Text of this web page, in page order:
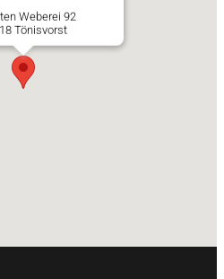
Weberei 92
Tönisvorst